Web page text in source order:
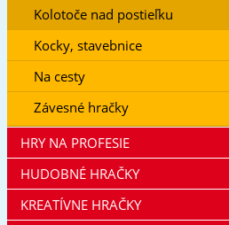
Kolotoče nad postieľku
Kocky, stavebnice
Na cesty
Závesné hračky
HRY NA PROFESIE
HUDOBNÉ HRAČKY
KREATÍVNE HRAČKY